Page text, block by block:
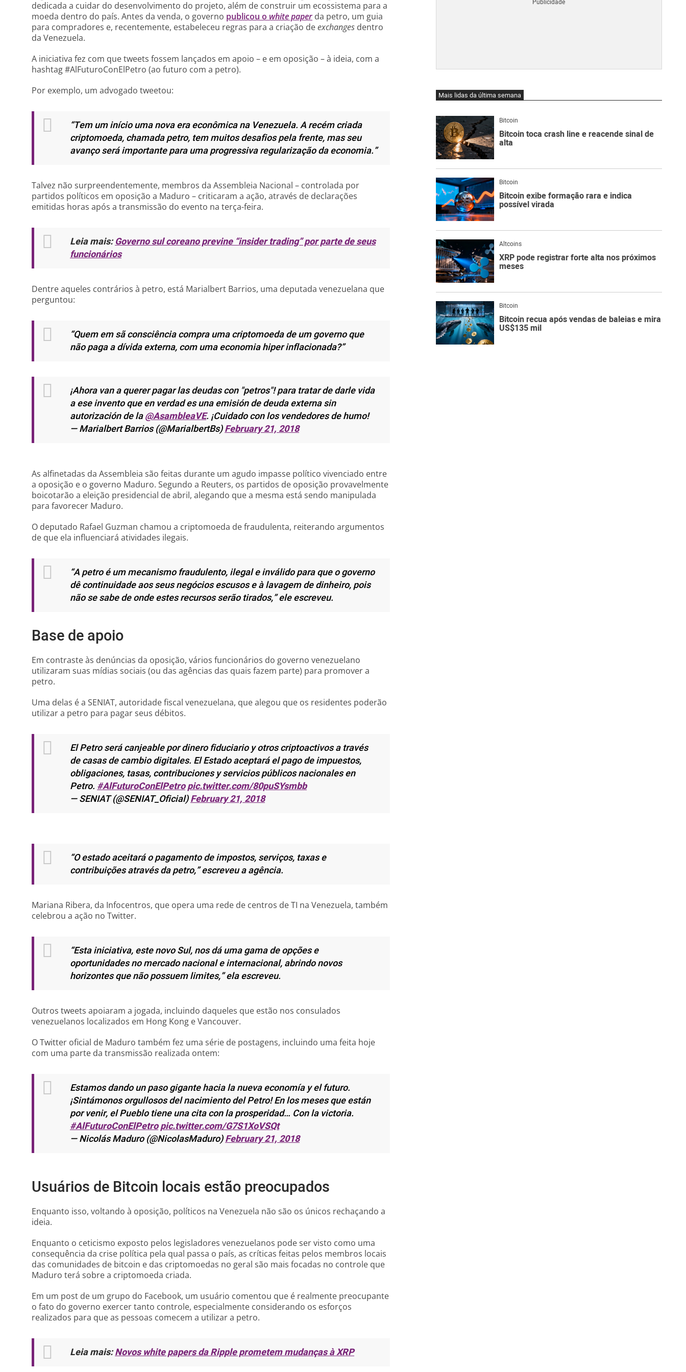
dedicada a cuidar do desenvolvimento do projeto, além de construir um ecossistema para a
moeda dentro do país. Antes da venda, o governo publicou o white paper da petro, um guia
para compradores e, recentemente, estabeleceu regras para a criação deexchanges dentro
da Venezuela.
A iniciativa fez com que tweets fossem lançados em apoio – e em oposição – à ideia, com a
hashtag #AlFuturoConElPetro (ao futuro com a petro).
Por exemplo, um advogado tweetou:
“Tem um início uma nova era econômica na Venezuela. A recém criada
criptomoeda, chamada petro, tem muitos desafios pela frente, mas seu
avanço será importante para uma progressiva regularização da economia.”
Talvez não surpreendentemente, membros da Assembleia Nacional – controlada por
partidos políticos em oposição a Maduro – criticaram a ação, através de declarações
emitidas horas após a transmissão do evento na terça-feira.
Leia mais:Governo sul coreano previne “insider trading” por parte de seus
funcionários
Dentre aqueles contrários à petro, está Marialbert Barrios, uma deputada venezuelana que
perguntou:
“Quem em sã consciência compra uma criptomoeda de um governo que
não paga a dívida externa, com uma economia hiper inflacionada?”
¡Ahora van a querer pagar las deudas con "petros"! para tratar de darle vida
a ese invento que en verdad es una emisión de deuda externa sin
autorización de la@AsambleaVE. ¡Cuidado con los vendedores de humo!
— Marialbert Barrios (@MarialbertBs)February 21, 2018
As alfinetadas da Assembleia são feitas durante um agudo impasse político vivenciado entre
a oposição e o governo Maduro. Segundo a Reuters, os partidos de oposição provavelmente
boicotarão a eleição presidencial de abril, alegando que a mesma está sendo manipulada
para favorecer Maduro.
O deputado Rafael Guzman chamou a criptomoeda de fraudulenta, reiterando argumentos
de que ela influenciará atividades ilegais.
“A petro é um mecanismo fraudulento, ilegal e inválido para que o governo
dê continuidade aos seus negócios escusos e à lavagem de dinheiro, pois
não se sabe de onde estes recursos serão tirados,”ele escreveu.
Base de apoio
Em contraste às denúncias da oposição, vários funcionários do governo venezuelano
utilizaram suas mídias sociais (ou das agências das quais fazem parte) para promover a
petro.
Uma delas é a SENIAT, autoridade fiscal venezuelana, que alegou que os residentes poderão
utilizar a petro para pagar seus débitos.
El Petro será canjeable por dinero fiduciario y otros criptoactivos a través
de casas de cambio digitales. El Estado aceptará el pago de impuestos,
obligaciones, tasas, contribuciones y servicios públicos nacionales en
Petro.#AlFuturoConElPetropic.twitter.com/80puSYsmbb
— SENIAT (@SENIAT_Oficial)February 21, 2018
“O estado aceitará o pagamento de impostos, serviços, taxas e
contribuições através da petro,”escreveu a agência.
Mariana Ribera, da Infocentros, que opera uma rede de centros de TI na Venezuela, também
celebrou a ação no Twitter.
“Esta iniciativa, este novo Sul, nos dá uma gama de opções e
oportunidades no mercado nacional e internacional, abrindo novos
horizontes que não possuem limites,”ela escreveu.
Outros tweets apoiaram a jogada, incluindo daqueles que estão nos consulados
venezuelanos localizados em Hong Kong e Vancouver.
O Twitter oficial de Maduro também fez uma série de postagens, incluindo uma feita hoje
com uma parte da transmissão realizada ontem:
Estamos dando un paso gigante hacia la nueva economía y el futuro.
¡Sintámonos orgullosos del nacimiento del Petro! En los meses que están
por venir, el Pueblo tiene una cita con la prosperidad… Con la victoria.
#AlFuturoConElPetropic.twitter.com/G7S1XoVSQt
— Nicolás Maduro (@NicolasMaduro)February 21, 2018
Usuários de Bitcoin locais estão preocupados
Enquanto isso, voltando à oposição, políticos na Venezuela não são os únicos rechaçando a
ideia.
Enquanto o ceticismo exposto pelos legisladores venezuelanos pode ser visto como uma
consequência da crise política pela qual passa o país, as críticas feitas pelos membros locais
das comunidades de bitcoin e das criptomoedas no geral são mais focadas no controle que
Maduro terá sobre a criptomoeda criada.
Em um post de um grupo do Facebook, um usuário comentou que é realmente preocupante
o fato do governo exercer tanto controle, especialmente considerando os esforços
realizados para que as pessoas comecem a utilizar a petro.
Leia mais:Novos white papers da Ripple prometem mudanças à XRP
Mais lidas da última semana
Bitcoin
Bitcoin toca crash line e reacende sinal de
alta
Bitcoin
Bitcoin exibe formação rara e indica
possível virada
Altcoins
XRP pode registrar forte alta nos próximos
meses
Bitcoin
Bitcoin recua após vendas de baleias e mira
US$135 mil